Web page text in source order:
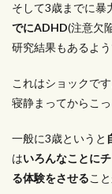
そして3歳までに暴
でにADHD(注意欠
研究結果もあるよう
これはショックで
寝静まってからこ
一般に3歳というと
はいろんなことに
る体験をさせるこ